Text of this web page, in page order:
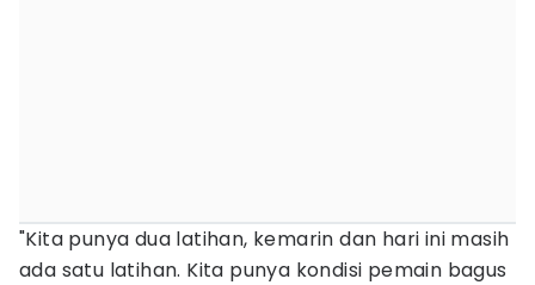
"Kita punya dua latihan, kemarin dan hari ini masih
ada satu latihan. Kita punya kondisi pemain bagus